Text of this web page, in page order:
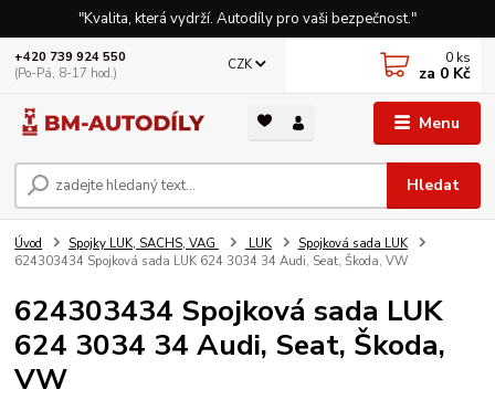
"Kvalita, která vydrží. Autodíly pro vaši bezpečnost."
Menu
CZK
Hledat
+420 739 924 550
(Po-Pá, 8-17 hod.)
0 ks
za 0 Kč
Úvod Spojky LUK, SACHS, VAG LUK
Spojková sada LUK
624303434 Spojková sada LUK 624 3034 34 Audi, Seat, Škoda, VW
624303434 Spojková sada LUK
624 3034 34 Audi, Seat, Škoda,
VW